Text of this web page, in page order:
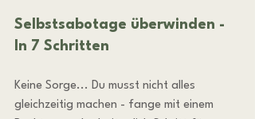
Selbstsabotage überwinden -
In 7 Schritten
Keine Sorge... Du musst nicht alles
gleichzeitig machen - fange mit einem